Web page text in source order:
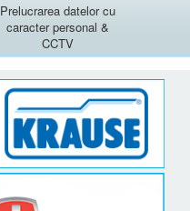
Prelucrarea datelor cu
caracter personal &
CCTV